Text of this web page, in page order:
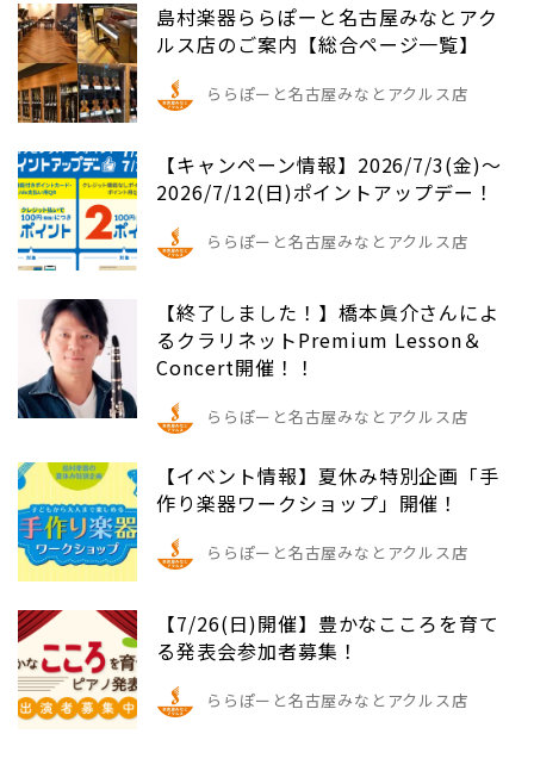
島村楽器ららぽーと名古屋みなとアク
ルス店のご案内【総合ページ一覧】
ららぽーと名古屋みなとアクルス店
【キャンペーン情報】2026/7/3(金)～
2026/7/12(日)ポイントアップデー！
ららぽーと名古屋みなとアクルス店
【終了しました！】橋本眞介さんによ
るクラリネットPremium Lesson＆
Concert開催！！
ららぽーと名古屋みなとアクルス店
【イベント情報】夏休み特別企画「手
作り楽器ワークショップ」開催！
ららぽーと名古屋みなとアクルス店
【7/26(日)開催】豊かなこころを育て
る発表会参加者募集！
ららぽーと名古屋みなとアクルス店